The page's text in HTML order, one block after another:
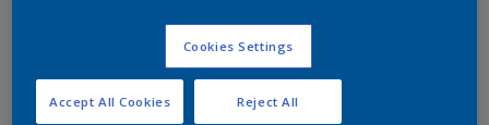
Calculer
Cookies Settings
Reject All
Accept All Cookies